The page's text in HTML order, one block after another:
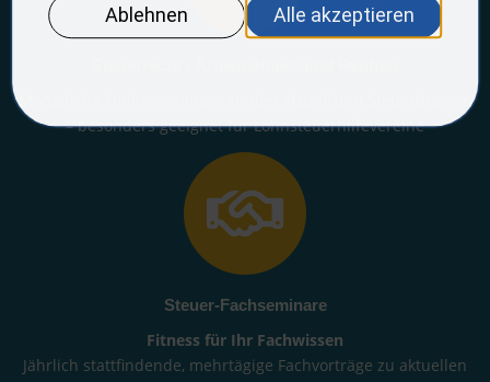
Monatliche Onlineseminare zu den aktuellsten Steuerthemen
– besonders geeignet für Lohnsteuerhilfevereine
Steuer-Fachseminare
Fitness für Ihr Fachwissen
Jährlich stattfindende, mehrtägige Fachvorträge zu aktuellen